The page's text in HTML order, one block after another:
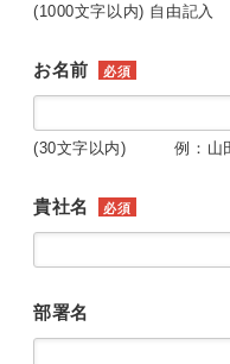
(1000文字以内) 自由記入
お名前 必須
(30文字以内) 例：山
貴社名 必須
部署名